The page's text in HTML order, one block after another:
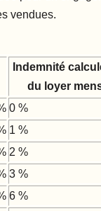
vendues.
Indemnité
du loyer
0 %
1 %
2 %
3 %
6 %